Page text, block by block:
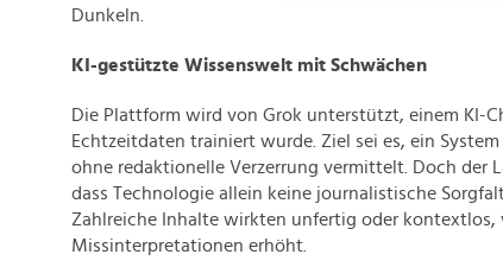
Dunkeln.
KI-gestützte Wissenswelt mit Schwächen
Die Plattform wird von Grok unterstützt, einem KI-
Echtzeitdaten trainiert wurde. Ziel sei es, ein
ohne redaktionelle Verzerrung vermittelt. Doch der
dass Technologie allein keine journalistische
Zahlreiche Inhalte wirkten unfertig oder kontextlos,
Missinterpretationen erhöht.